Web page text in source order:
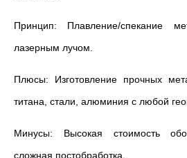
Принцип: Плавление/спекание
лазерным лучом.
Плюсы: Изготовление прочных
титана, стали, алюминия с любой
Минусы: Высокая стоимость
сложная постобработка.